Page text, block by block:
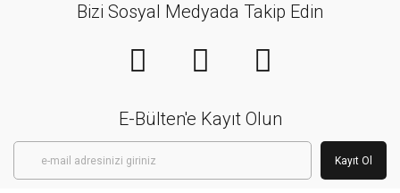
Bizi Sosyal Medyada Takip Edin
E-Bülten'e Kayıt Olun
Kayıt Ol